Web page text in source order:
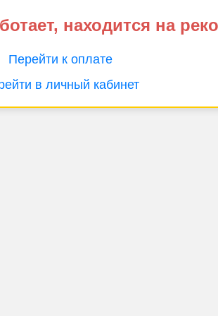
находится на
Перейти к оплате
в личный кабинет